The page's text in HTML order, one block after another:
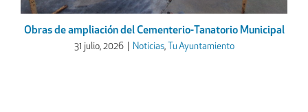
Obras de ampliación del Cementerio-Tanatorio Municipal
31 julio, 2026 Noticias, Tu Ayuntamiento